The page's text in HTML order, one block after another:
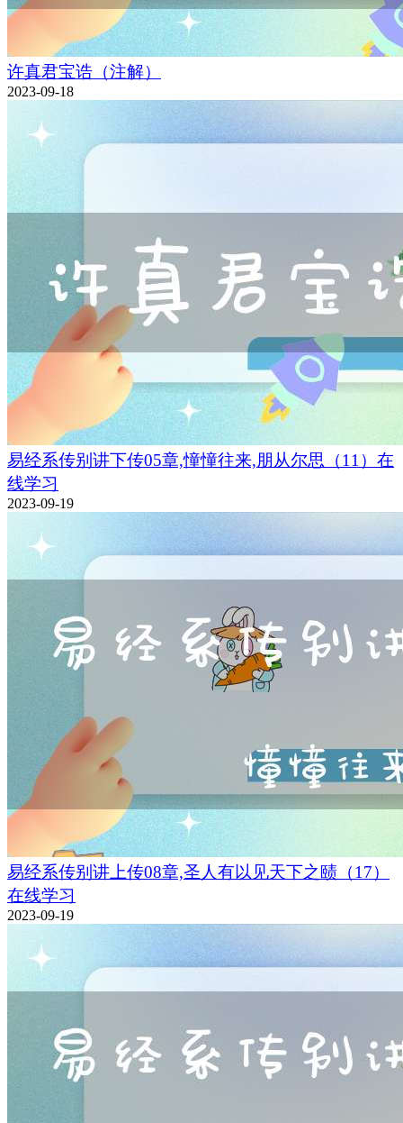
许真君宝诰（注解）
2023-09-18
易经系传别讲下传05章,憧憧往来,朋从尔思（11）在
线学习
2023-09-19
易经系传别讲上传08章,圣人有以见天下之赜（17）
在线学习
2023-09-19